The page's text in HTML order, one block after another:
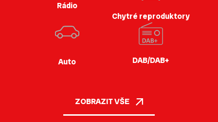
Rádio
Chytré reproduktory
Auto DAB/DAB+
ZOBRAZIT VŠE